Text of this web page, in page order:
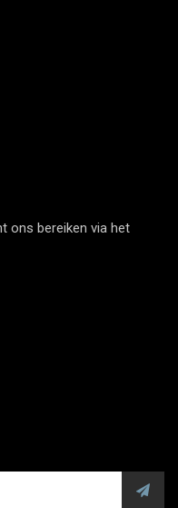
ons bereiken via het